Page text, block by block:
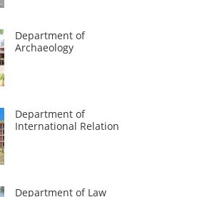
Department of
Archaeology
Department of
International Relation
Department of Law